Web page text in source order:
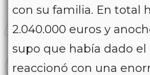
con su familia. En total
2.040.000 euros y
supo que había dado
reaccionó con una